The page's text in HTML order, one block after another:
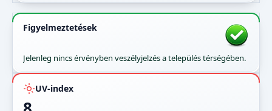
Figyelmeztetések
Jelenleg nincs érvényben veszélyjelzés a település térségében.
UV-index